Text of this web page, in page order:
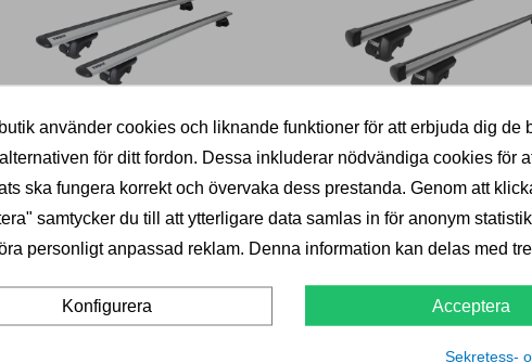
Thule Wingbar
- Volvo V70
2 Taklasthållare av aluminium till Volvo
V70 2007»2016.
Takräcke Thule Probar
Volvo V70
2 Taklasthållare av aluminium till
V70 2007»2016.
använder cookies och liknande funktioner för att erbjuda dig de
för ditt fordon. Dessa inkluderar nödvändiga cookies för
ska fungera korrekt och övervaka dess prestanda. Genom att
samtycker du till att ytterligare data samlas in för anonym
personligt anpassad reklam. Denna information kan delas med
Acceptera
Konfigurera
Sekretess-